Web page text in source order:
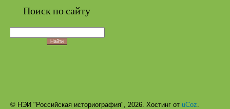
Поиск по сайту
© НЭИ "Российская историография", 2026. Хостинг от uCoz.